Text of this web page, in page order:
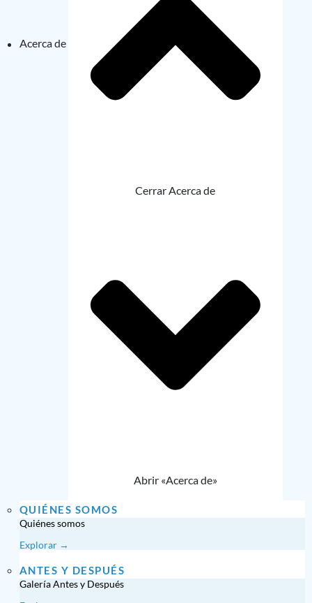
Acerca de
Cerrar Acerca de
Abrir «Acerca de»
QUIÉNES SOMOS
Quiénes somos
Explorar →
ANTES Y DESPUÉS
Galería Antes y Después